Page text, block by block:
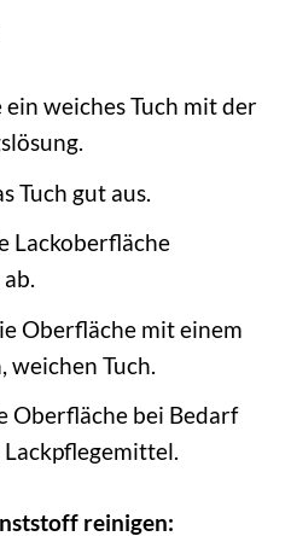
ein weiches Tuch mit der
Tuch gut aus.
Lackoberfläche
Oberfläche mit einem
weichen Tuch.
Oberfläche bei Bedarf
reinigen: